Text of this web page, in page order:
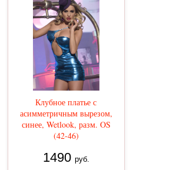
Клубное платье с
асимметричным вырезом,
синее, Wetlook, разм. OS
(42-46)
1490 руб.